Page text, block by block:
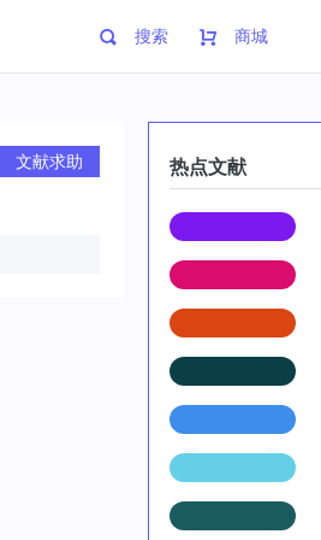
搜索 商城
文献求助 热点文献